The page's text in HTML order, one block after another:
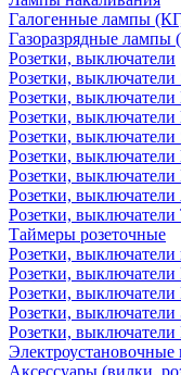
Галогенные лампы
Газоразрядные
Розетки, выключатели
Розетки,
Розетки, выключатели
Розетки,
Розетки, выключатели
Розетки, выключатели
Розетки,
Розетки, выключатели
Розетки,
Таймеры розеточные
Розетки, выключатели
Розетки,
Розетки,
Розетки,
Розетки, выключатели
Электроустановочные
Аксессуары (вилки,